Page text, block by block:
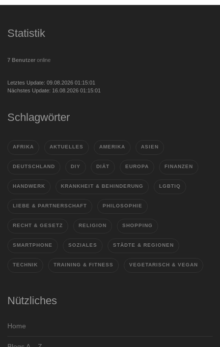
Statistik
7 Benutzer online
Letztes Update: 09.08.2026 01:15:01
Nächstes Update: 16.08.2026 01:15:01
Schlagwörter
AFRIKA AKTUELLES AMERIKA ASIEN
DEUTSCHLAND DIY DIÄT EUROPA FINANZEN
HANDWERK KRANKHEIT & BEHINDERUNG LGBTIQ
LIEBE & PARTNERSCHAFT PHILOSOPHIE
RECHT & GESETZ RELIGION SHOPPING
SMARTPHONE SOZIALES STÄDTE & REGIONEN
TECHNIK TRAINING & FITNESS VEGETARISCH & VEGAN
Nützliches
Home